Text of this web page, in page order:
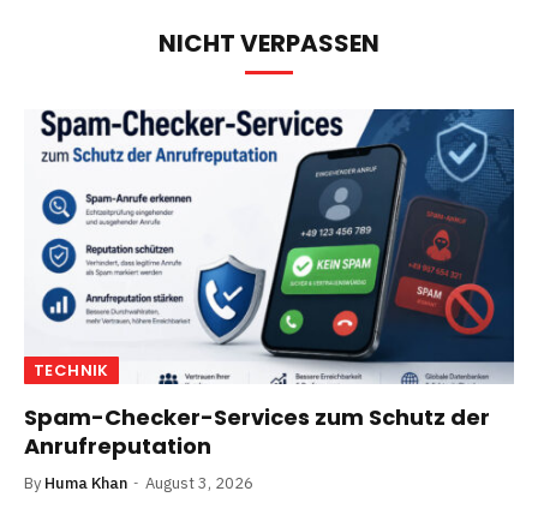
NICHT VERPASSEN
TECHNIK
Spam-Checker-Services zum Schutz der
Anrufreputation
By Huma Khan August 3, 2026